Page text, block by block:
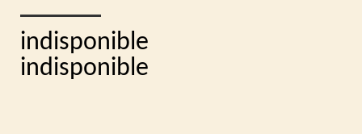
indisponible
indisponible